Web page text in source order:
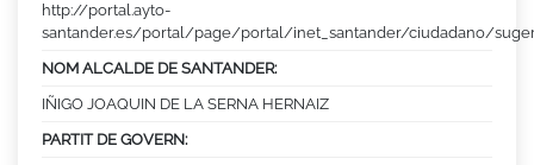
http://portal.ayto-
santander.es/portal/page/portal/inet_santander/ciudadano/
NOM ALCALDE DE SANTANDER:
IÑIGO JOAQUIN DE LA SERNA HERNAIZ
PARTIT DE GOVERN: